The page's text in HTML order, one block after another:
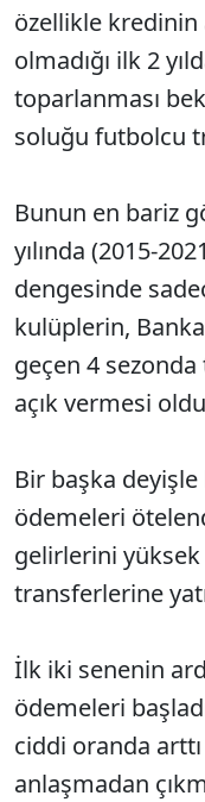
özellikle
olmadığı ilk 2
toparlanması
soluğu futbolcu
Bunun en bariz
yılında (2015-
dengesinde
kulüplerin,
geçen 4
açık vermesi
Bir başka
ödemeleri
gelirlerini
transferlerine
İlk iki senenin
ödemeleri
ciddi oranda
anlaşmadan